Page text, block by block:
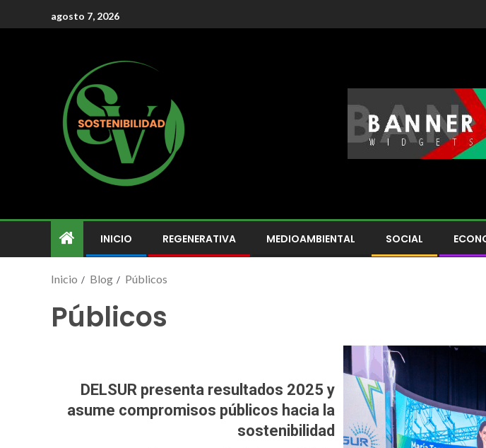
agosto 7, 2026
INICIO REGENERATIVA MEDIOAMBIENTAL SOCIAL
Inicio Blog Públicos
Públicos
DELSUR presenta resultados 2025 y
asume compromisos públicos hacia la
sostenibilidad